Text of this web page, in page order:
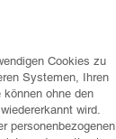
Cookies zu
Systemen, Ihren
ohne den
wird.
personenbezogenen